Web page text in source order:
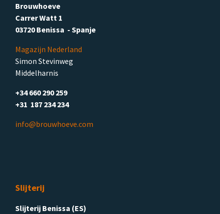
Brouwhoeve
Carrer Watt 1
03720 Benissa - Spanje
Magazijn Nederland
Simon Stevinweg
Middelharnis
+34 660 290 259
+31 187 234 234
info@brouwhoeve.com
Slijterij
Slijterij Benissa (ES)